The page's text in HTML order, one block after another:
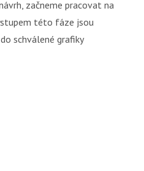
začneme pracovat na
této fáze jsou
schválené grafiky